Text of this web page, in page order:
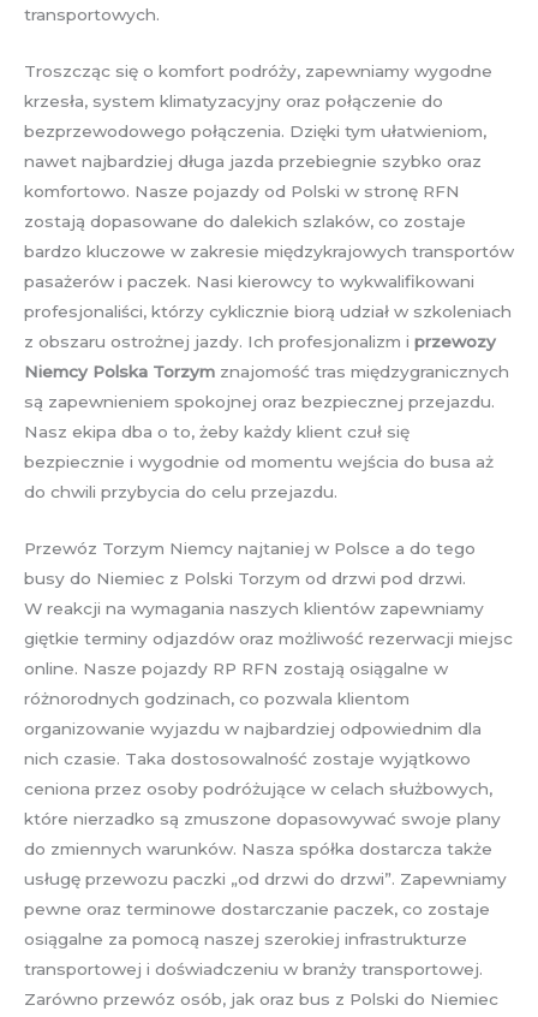
transportowych.
Troszcząc się o komfort podróży, zapewniamy wygodne
krzesła, system klimatyzacyjny oraz połączenie do
bezprzewodowego połączenia. Dzięki tym ułatwieniom,
nawet najbardziej długa jazda przebiegnie szybko oraz
komfortowo. Nasze pojazdy od Polski w stronę RFN
zostają dopasowane do dalekich szlaków, co zostaje
bardzo kluczowe w zakresie międzykrajowych transportów
pasażerów i paczek. Nasi kierowcy to wykwalifikowani
profesjonaliści, którzy cyklicznie biorą udział w szkoleniach
z obszaru ostrożnej jazdy. Ich profesjonalizm i przewozy
Niemcy Polska Torzym znajomość tras międzygranicznych
są zapewnieniem spokojnej oraz bezpiecznej przejazdu.
Nasz ekipa dba o to, żeby każdy klient czuł się
bezpiecznie i wygodnie od momentu wejścia do busa aż
do chwili przybycia do celu przejazdu.
Przewóz Torzym Niemcy najtaniej w Polsce a do tego
busy do Niemiec z Polski Torzym od drzwi pod drzwi.
W reakcji na wymagania naszych klientów zapewniamy
giętkie terminy odjazdów oraz możliwość rezerwacji miejsc
online. Nasze pojazdy RP RFN zostają osiągalne w
różnorodnych godzinach, co pozwala klientom
organizowanie wyjazdu w najbardziej odpowiednim dla
nich czasie. Taka dostosowalność zostaje wyjątkowo
ceniona przez osoby podróżujące w celach służbowych,
które nierzadko są zmuszone dopasowywać swoje plany
do zmiennych warunków. Nasza spółka dostarcza także
usługę przewozu paczki „od drzwi do drzwi”. Zapewniamy
pewne oraz terminowe dostarczanie paczek, co zostaje
osiągalne za pomocą naszej szerokiej infrastrukturze
transportowej i doświadczeniu w branży transportowej.
Zarówno przewóz osób, jak oraz bus z Polski do Niemiec